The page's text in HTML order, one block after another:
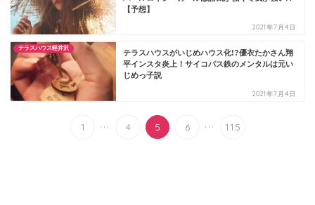
【予想】
2021年7月4日
テラスハウス軽井沢
テラスハウスがいじめハウス化!?優衣たかさん翔
平インスタ炎上！サイコパス鉄のメンタルは元い
じめっ子説
2021年7月4日
1 ... 4 5 6 ... 115